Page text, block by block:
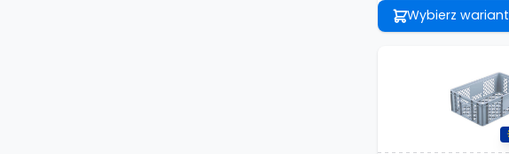
Wybierz wariant